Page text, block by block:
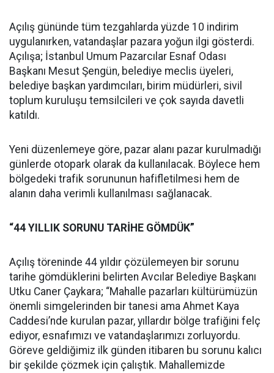
Açılış gününde tüm tezgahlarda yüzde 10 indirim
uygulanırken, vatandaşlar pazara yoğun ilgi gösterdi.
Açılışa; İstanbul Umum Pazarcılar Esnaf Odası
Başkanı Mesut Şengün, belediye meclis üyeleri,
belediye başkan yardımcıları, birim müdürleri, sivil
toplum kuruluşu temsilcileri ve çok sayıda davetli
katıldı.
Yeni düzenlemeye göre, pazar alanı pazar kurulmadığı
günlerde otopark olarak da kullanılacak. Böylece hem
bölgedeki trafik sorununun hafifletilmesi hem de
alanın daha verimli kullanılması sağlanacak.
“44 YILLIK SORUNU TARİHE GÖMDÜK”
Açılış töreninde 44 yıldır çözülemeyen bir sorunu
tarihe gömdüklerini belirten Avcılar Belediye Başkanı
Utku Caner Çaykara; “Mahalle pazarları kültürümüzün
önemli simgelerinden bir tanesi ama Ahmet Kaya
Caddesi’nde kurulan pazar, yıllardır bölge trafiğini felç
ediyor, esnafımızı ve vatandaşlarımızı zorluyordu.
Göreve geldiğimiz ilk günden itibaren bu sorunu kalıcı
bir şekilde çözmek için çalıştık. Mahallemizde